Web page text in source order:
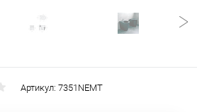
Артикул: 7351NEMT